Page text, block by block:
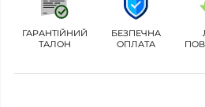
ГАРАНТІЙНИЙ
ТАЛОН
БЕЗПЕЧНА
ОПЛАТА